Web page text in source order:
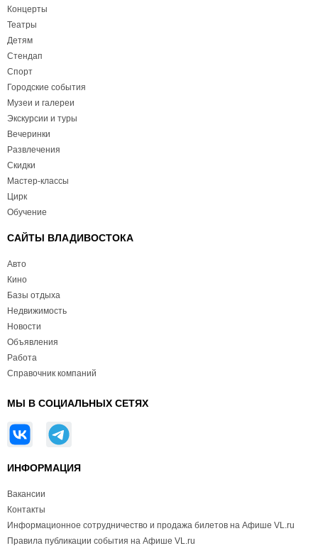
Концерты
Театры
Детям
Стендап
Спорт
Городские события
Музеи и галереи
Экскурсии и туры
Вечеринки
Развлечения
Скидки
Мастер-классы
Цирк
Обучение
САЙТЫ ВЛАДИВОСТОКА
Авто
Кино
Базы отдыха
Недвижимость
Новости
Объявления
Работа
Справочник компаний
МЫ В СОЦИАЛЬНЫХ СЕТЯХ
ИНФОРМАЦИЯ
Вакансии
Контакты
Информационное сотрудничество и продажа билетов на Афише VL.ru
Правила публикации события на Афише VL.ru